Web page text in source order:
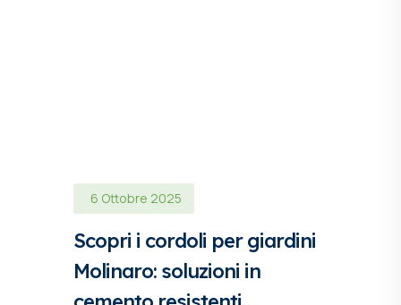
6 Ottobre 2025
Scopri i cordoli per giardini
Molinaro: soluzioni in